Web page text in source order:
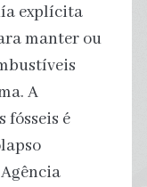
explícita
manter ou
A
fósseis é